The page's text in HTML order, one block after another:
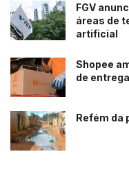
FGV
áreas de
artificial
Shopee
de
Refém da